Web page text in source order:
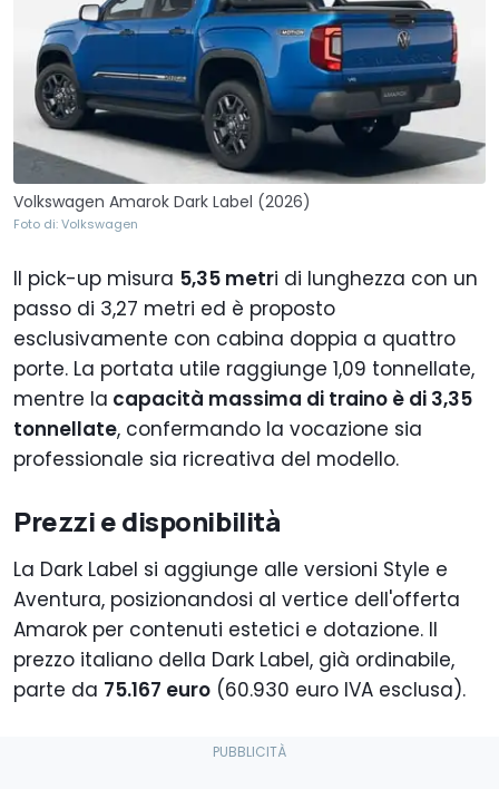
Volkswagen Amarok Dark Label (2026)
Foto di: Volkswagen
Il pick-up misura 5,35 metri di lunghezza con un
passo di 3,27 metri ed è proposto
esclusivamente con cabina doppia a quattro
porte. La portata utile raggiunge 1,09 tonnellate,
mentre la capacità massima di traino è di 3,35
tonnellate, confermando la vocazione sia
professionale sia ricreativa del modello.
Prezzi e disponibilità
La Dark Label si aggiunge alle versioni Style e
Aventura, posizionandosi al vertice dell'offerta
Amarok per contenuti estetici e dotazione. Il
prezzo italiano della Dark Label, già ordinabile,
parte da 75.167 euro (60.930 euro IVA esclusa).